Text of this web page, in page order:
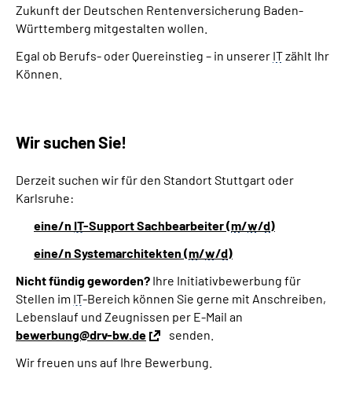
Zukunft der Deutschen Rentenversicherung Baden-
Württemberg mitgestalten wollen.
Egal ob Berufs- oder Quereinstieg – in unserer ITzählt Ihr
Können.
Wir suchen Sie!
Derzeit suchen wir für den Standort Stuttgart oder
Karlsruhe:
eine/n IT-Support Sachbearbeiter (m/w/d)
eine/n Systemarchitekten (m/w/d)
Nicht fündig geworden? Ihre Initiativbewerbung für
Stellen im IT-Bereich können Sie gerne mit Anschreiben,
Lebenslauf und Zeugnissen per E-Mail an
bewerbung@drv-bw.de
senden.
Wir freuen uns auf Ihre Bewerbung.